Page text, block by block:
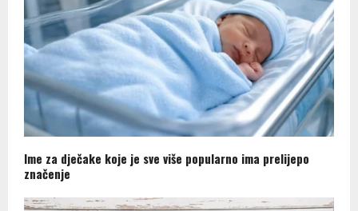
Ime za dječake koje je sve više popularno ima prelijepo
značenje